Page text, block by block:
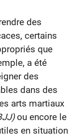
des
certains
que
a été
des
dans des
arts martiaux
ou encore le
en situation